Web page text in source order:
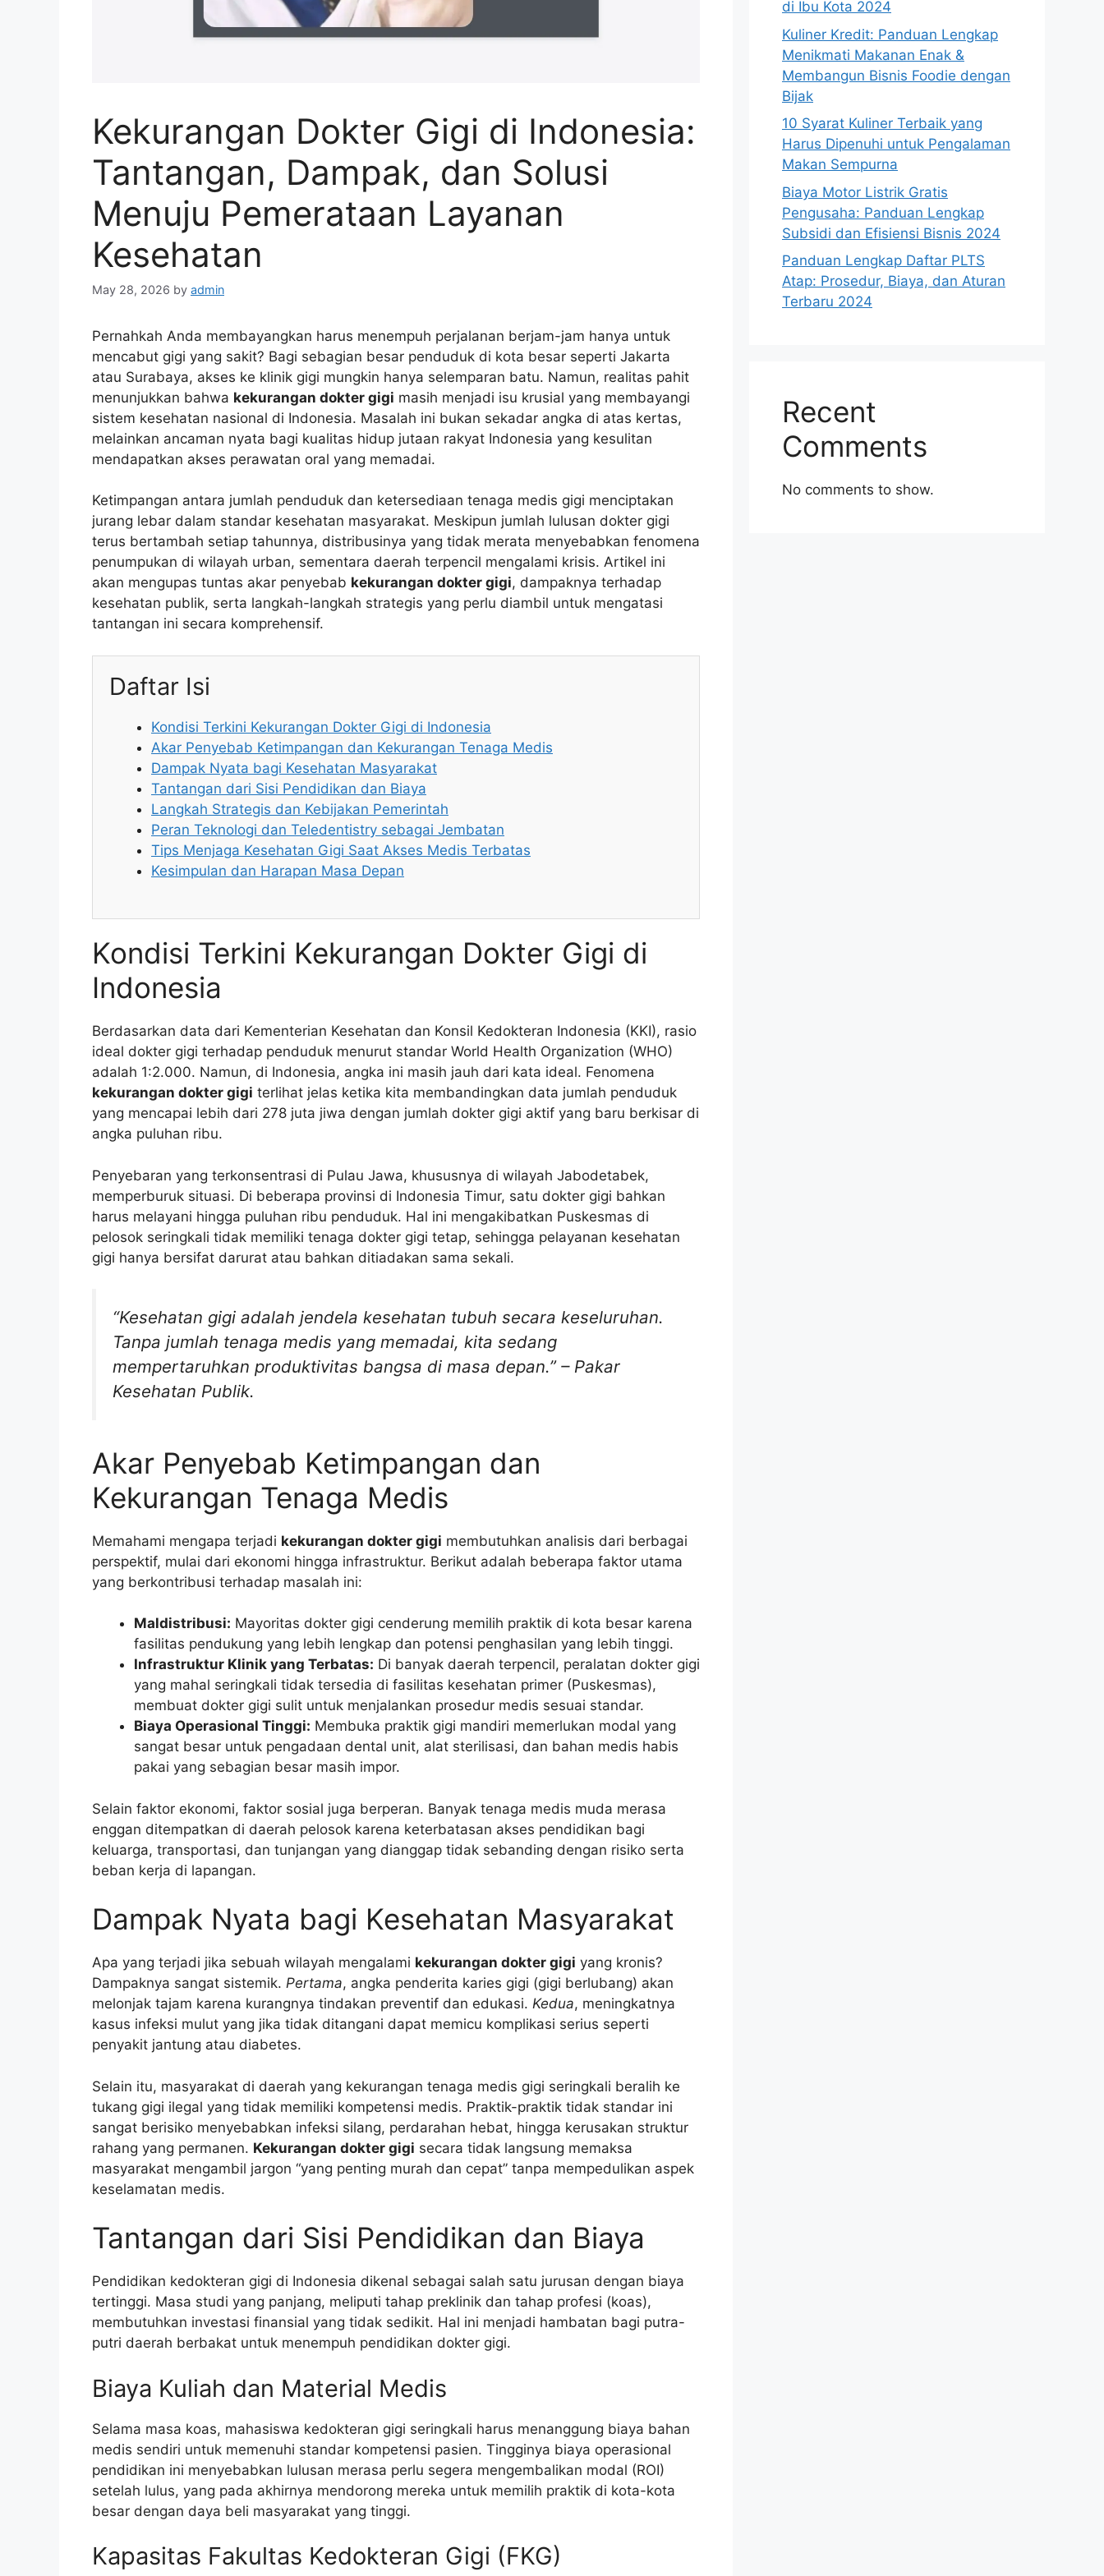
Kekurangan Dokter Gigi di Indonesia:
Tantangan, Dampak, dan Solusi
Menuju Pemerataan Layanan
Kesehatan
May 28, 2026 by admin
Pernahkah Anda membayangkan harus menempuh perjalanan berjam-jam hanya untuk
mencabut gigi yang sakit? Bagi sebagian besar penduduk di kota besar seperti Jakarta
atau Surabaya, akses ke klinik gigi mungkin hanya selemparan batu. Namun, realitas pahit
menunjukkan bahwa kekurangan dokter gigi masih menjadi isu krusial yang membayangi
sistem kesehatan nasional di Indonesia. Masalah ini bukan sekadar angka di atas kertas,
melainkan ancaman nyata bagi kualitas hidup jutaan rakyat Indonesia yang kesulitan
mendapatkan akses perawatan oral yang memadai.
Ketimpangan antara jumlah penduduk dan ketersediaan tenaga medis gigi menciptakan
jurang lebar dalam standar kesehatan masyarakat. Meskipun jumlah lulusan dokter gigi
terus bertambah setiap tahunnya, distribusinya yang tidak merata menyebabkan fenomena
penumpukan di wilayah urban, sementara daerah terpencil mengalami krisis. Artikel ini
akan mengupas tuntas akar penyebab kekurangan dokter gigi, dampaknya terhadap
kesehatan publik, serta langkah-langkah strategis yang perlu diambil untuk mengatasi
tantangan ini secara komprehensif.
Daftar Isi
Kondisi Terkini Kekurangan Dokter Gigi di Indonesia
Akar Penyebab Ketimpangan dan Kekurangan Tenaga Medis
Dampak Nyata bagi Kesehatan Masyarakat
Tantangan dari Sisi Pendidikan dan Biaya
Langkah Strategis dan Kebijakan Pemerintah
Peran Teknologi dan Teledentistry sebagai Jembatan
Tips Menjaga Kesehatan Gigi Saat Akses Medis Terbatas
Kesimpulan dan Harapan Masa Depan
Kondisi Terkini Kekurangan Dokter Gigi di
Indonesia
Berdasarkan data dari Kementerian Kesehatan dan Konsil Kedokteran Indonesia (KKI), rasio
ideal dokter gigi terhadap penduduk menurut standar World Health Organization (WHO)
adalah 1:2.000. Namun, di Indonesia, angka ini masih jauh dari kata ideal. Fenomena
kekurangan dokter gigi terlihat jelas ketika kita membandingkan data jumlah penduduk
yang mencapai lebih dari 278 juta jiwa dengan jumlah dokter gigi aktif yang baru berkisar di
angka puluhan ribu.
Penyebaran yang terkonsentrasi di Pulau Jawa, khususnya di wilayah Jabodetabek,
memperburuk situasi. Di beberapa provinsi di Indonesia Timur, satu dokter gigi bahkan
harus melayani hingga puluhan ribu penduduk. Hal ini mengakibatkan Puskesmas di
pelosok seringkali tidak memiliki tenaga dokter gigi tetap, sehingga pelayanan kesehatan
gigi hanya bersifat darurat atau bahkan ditiadakan sama sekali.
“Kesehatan gigi adalah jendela kesehatan tubuh secara keseluruhan.
Tanpa jumlah tenaga medis yang memadai, kita sedang
mempertaruhkan produktivitas bangsa di masa depan.” – Pakar
Kesehatan Publik.
Akar Penyebab Ketimpangan dan
Kekurangan Tenaga Medis
Memahami mengapa terjadi kekurangan dokter gigi membutuhkan analisis dari berbagai
perspektif, mulai dari ekonomi hingga infrastruktur. Berikut adalah beberapa faktor utama
yang berkontribusi terhadap masalah ini:
Maldistribusi: Mayoritas dokter gigi cenderung memilih praktik di kota besar karena
fasilitas pendukung yang lebih lengkap dan potensi penghasilan yang lebih tinggi.
Infrastruktur Klinik yang Terbatas: Di banyak daerah terpencil, peralatan dokter gigi
yang mahal seringkali tidak tersedia di fasilitas kesehatan primer (Puskesmas),
membuat dokter gigi sulit untuk menjalankan prosedur medis sesuai standar.
Biaya Operasional Tinggi: Membuka praktik gigi mandiri memerlukan modal yang
sangat besar untuk pengadaan dental unit, alat sterilisasi, dan bahan medis habis
pakai yang sebagian besar masih impor.
Selain faktor ekonomi, faktor sosial juga berperan. Banyak tenaga medis muda merasa
enggan ditempatkan di daerah pelosok karena keterbatasan akses pendidikan bagi
keluarga, transportasi, dan tunjangan yang dianggap tidak sebanding dengan risiko serta
beban kerja di lapangan.
Dampak Nyata bagi Kesehatan Masyarakat
Apa yang terjadi jika sebuah wilayah mengalami kekurangan dokter gigi yang kronis?
Dampaknya sangat sistemik. Pertama, angka penderita karies gigi (gigi berlubang) akan
melonjak tajam karena kurangnya tindakan preventif dan edukasi. Kedua, meningkatnya
kasus infeksi mulut yang jika tidak ditangani dapat memicu komplikasi serius seperti
penyakit jantung atau diabetes.
Selain itu, masyarakat di daerah yang kekurangan tenaga medis gigi seringkali beralih ke
tukang gigi ilegal yang tidak memiliki kompetensi medis. Praktik-praktik tidak standar ini
sangat berisiko menyebabkan infeksi silang, perdarahan hebat, hingga kerusakan struktur
rahang yang permanen. Kekurangan dokter gigi secara tidak langsung memaksa
masyarakat mengambil jargon “yang penting murah dan cepat” tanpa mempedulikan aspek
keselamatan medis.
Tantangan dari Sisi Pendidikan dan Biaya
Pendidikan kedokteran gigi di Indonesia dikenal sebagai salah satu jurusan dengan biaya
tertinggi. Masa studi yang panjang, meliputi tahap preklinik dan tahap profesi (koas),
membutuhkan investasi finansial yang tidak sedikit. Hal ini menjadi hambatan bagi putra-
putri daerah berbakat untuk menempuh pendidikan dokter gigi.
Biaya Kuliah dan Material Medis
Selama masa koas, mahasiswa kedokteran gigi seringkali harus menanggung biaya bahan
medis sendiri untuk memenuhi standar kompetensi pasien. Tingginya biaya operasional
pendidikan ini menyebabkan lulusan merasa perlu segera mengembalikan modal (ROI)
setelah lulus, yang pada akhirnya mendorong mereka untuk memilih praktik di kota-kota
besar dengan daya beli masyarakat yang tinggi.
Kapasitas Fakultas Kedokteran Gigi (FKG)
di Ibu Kota 2024
Kuliner Kredit: Panduan Lengkap
Menikmati Makanan Enak &
Membangun Bisnis Foodie dengan
Bijak
10 Syarat Kuliner Terbaik yang
Harus Dipenuhi untuk Pengalaman
Makan Sempurna
Biaya Motor Listrik Gratis
Pengusaha: Panduan Lengkap
Subsidi dan Efisiensi Bisnis 2024
Panduan Lengkap Daftar PLTS
Atap: Prosedur, Biaya, dan Aturan
Terbaru 2024
Recent
Comments
No comments to show.